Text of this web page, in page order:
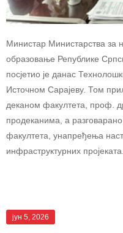
Министар Министарства за
образовање Републике
посјетио је данас
Источном Сарајеву. Том
деканом факултета, проф.
продеканима, а
факултета, унапређења
инфраструктурних
јун 5, 2026